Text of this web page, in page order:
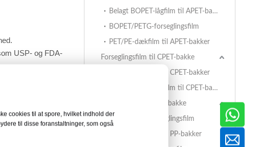
USP- og FDA-
bevarer
Belagt BOPET-lågfilm til APET-bakker
BOPET/PETG-forseglingsfilm
PET/PE-dækfilm til APET-bakker
Forseglingsfilm til CPET-bakke
PET/PE-dækfilm til CPET-bakker
Belagt BOPET-lågfilm til CPET-bakker
Forseglingsfilm til PP-bakke
BOPET/CPP-forseglingsfilm
PET/PE-dækfilm til PP-bakker
cookies til at spore, hvilket indhold der
til disse foranstaltninger, som også